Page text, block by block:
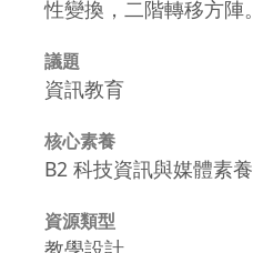
性變換，二階轉移方陣。
議題
資訊教育
核心素養
B2 科技資訊與媒體素養
資源類型